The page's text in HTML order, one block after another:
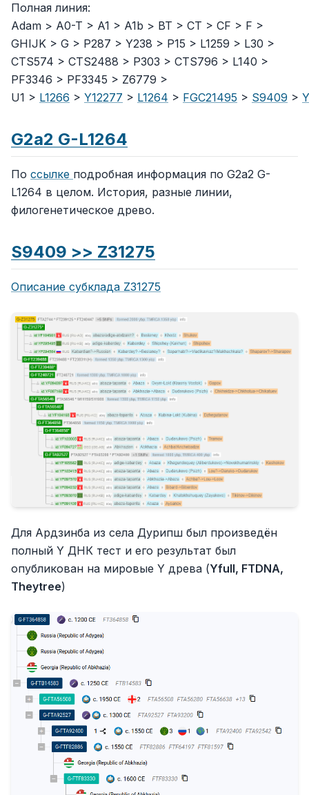
Полная линия:
Adam > A0-T > A1 > A1b > BT > CT > CF > F >
GHIJK > G > P287 > Y238 > P15 > L1259 > L30 >
CTS574 > CTS2488 > P303 > CTS796 > L140 >
PF3346 > PF3345 > Z6779 >
U1 > L1266 > Y12277 > L1264 > FGC21495 > S9409 >
G2a2 G-L1264
По ссылке подробная информация по G2a2 G-
L1264 в целом. История, разные линии,
филогенетическое древо.
S9409 >> Z31275
Описание субклада Z31275
Для Ардзинба из села Дурипш был произведён
полный Y ДНК тест и его результат был
опубликован на мировые Y древа (Yfull, FTDNA,
Theytree)